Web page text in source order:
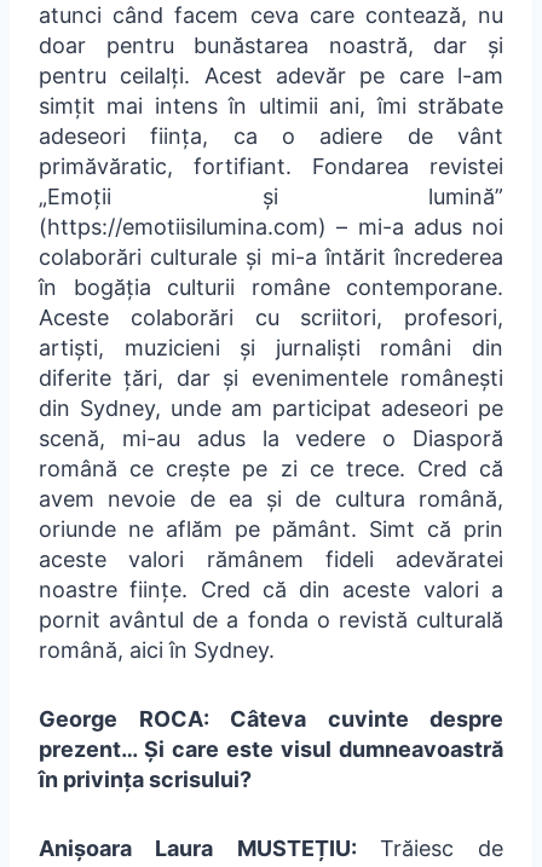
atunci când facem ceva care contează, nu
doar pentru bunăstarea noastră, dar și
pentru ceilalți. Acest adevăr pe care l-am
simțit mai intens în ultimii ani, îmi străbate
adeseori ființa, ca o adiere de vânt
primăvăratic, fortifiant. Fondarea revistei
„Emoții și lumină”
(https://emotiisilumina.com) – mi-a adus noi
colaborări culturale și mi-a întărit încrederea
în bogăția culturii române contemporane.
Aceste colaborări cu scriitori, profesori,
artiști, muzicieni și jurnaliști români din
diferite țări, dar și evenimentele românești
din Sydney, unde am participat adeseori pe
scenă, mi-au adus la vedere o Diasporă
română ce crește pe zi ce trece. Cred că
avem nevoie de ea și de cultura română,
oriunde ne aflăm pe pământ. Simt că prin
aceste valori rămânem fideli adevăratei
noastre ființe. Cred că din aceste valori a
pornit avântul de a fonda o revistă culturală
română, aici în Sydney.
George ROCA: Câteva cuvinte despre
prezent… Și care este visul dumneavoastră
în privința scrisului?
Anișoara Laura MUSTEȚIU: Trăiesc de